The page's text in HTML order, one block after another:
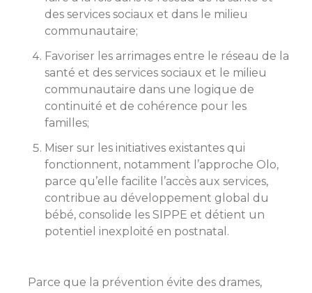
des services sociaux et dans le milieu
communautaire;
Favoriser les arrimages entre le réseau de la
santé et des services sociaux et le milieu
communautaire dans une logique de
continuité et de cohérence pour les
familles;
Miser sur les initiatives existantes qui
fonctionnent, notamment l’approche Olo,
parce qu’elle facilite l’accès aux services,
contribue au développement global du
bébé, consolide les SIPPE et détient un
potentiel inexploité en postnatal.
Parce que la prévention évite des drames,